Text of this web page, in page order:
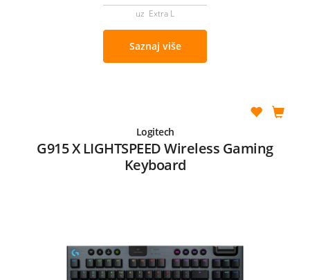
uz Extra L
Saznaj više
Logitech
G915 X LIGHTSPEED Wireless Gaming
Keyboard